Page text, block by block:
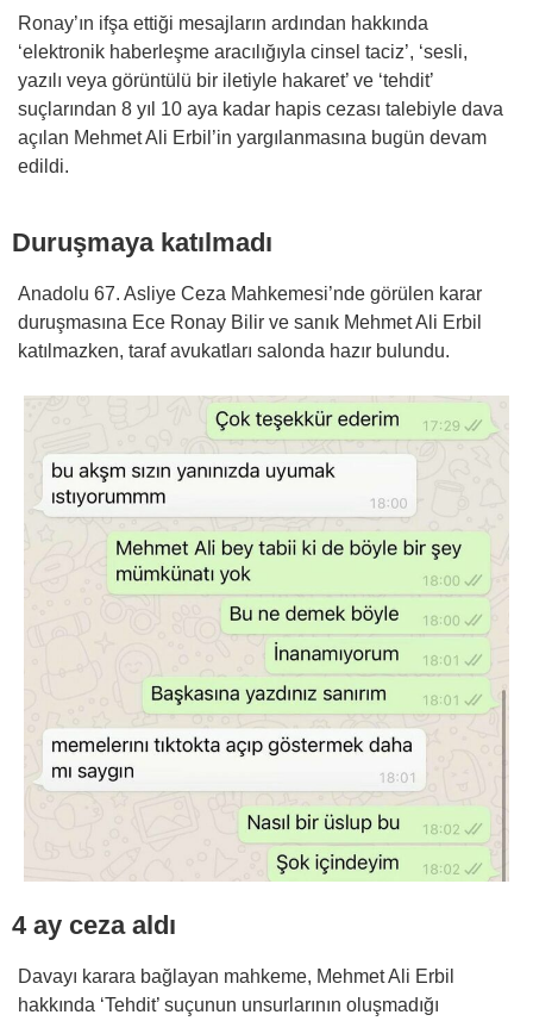
Ronay’ın ifşa ettiği mesajların ardından hakkında
‘elektronik haberleşme aracılığıyla cinsel taciz’, ‘sesli,
yazılı veya görüntülü bir iletiyle hakaret’ ve ‘tehdit’
suçlarından 8 yıl 10 aya kadar hapis cezası talebiyle dava
açılan Mehmet Ali Erbil’in yargılanmasına bugün devam
edildi.
Duruşmaya katılmadı
Anadolu 67. Asliye Ceza Mahkemesi’nde görülen karar
duruşmasına Ece Ronay Bilir ve sanık Mehmet Ali Erbil
katılmazken, taraf avukatları salonda hazır bulundu.
4 ay ceza aldı
Davayı karara bağlayan mahkeme, Mehmet Ali Erbil
hakkında ‘Tehdit’ suçunun unsurlarının oluşmadığı